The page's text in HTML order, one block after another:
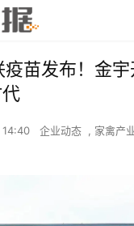
苗发布！金
企业动态 , 家禽产